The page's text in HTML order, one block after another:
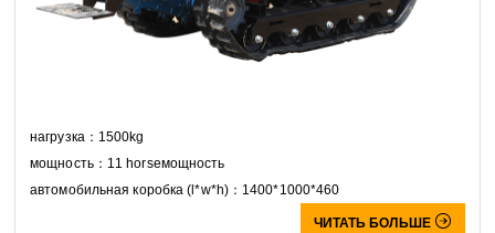
нагрузка：1500kg
мощность：11 horseмощность
автомобильная коробка (l*w*h)：1400*1000*460
ЧИТАТЬ БОЛЬШЕ 